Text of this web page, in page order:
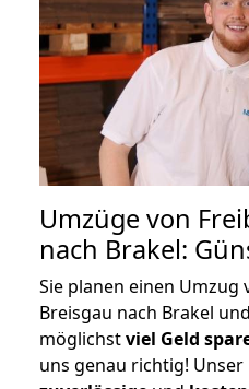
Umzüge von
nach Brakel:
Sie planen einen Umzug
Breisgau nach Brakel
möglichstviel Geld
uns genau richtig!